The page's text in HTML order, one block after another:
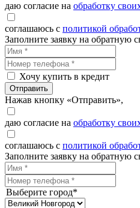
даю согласие на обработку
соглашаюсь с политикой
Заполните заявку на обратную
Хочу купить в кредит
Отправить
Нажав кнопку «Отправить»,
даю согласие на обработку
соглашаюсь с политикой
Заполните заявку на обратную
Выберите город*